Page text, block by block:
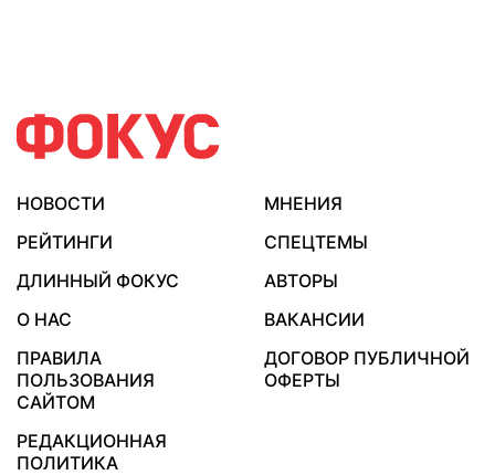
НОВОСТИ
МНЕНИЯ
РЕЙТИНГИ
СПЕЦТЕМЫ
ДЛИННЫЙ ФОКУС
АВТОРЫ
О НАС
ВАКАНСИИ
ПРАВИЛА
ПОЛЬЗОВАНИЯ
САЙТОМ
ДОГОВОР ПУБЛИЧНОЙ
ОФЕРТЫ
РЕДАКЦИОННАЯ
ПОЛИТИКА